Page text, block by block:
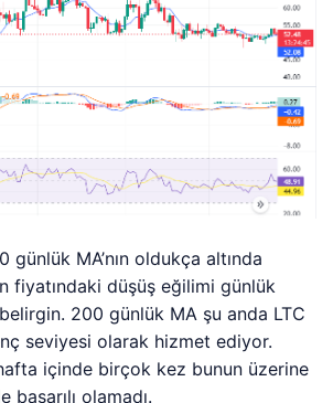
MA’nın oldukça altında
fiyatındaki düşüş eğilimi günlük
200 günlük MA şu anda LTC
seviyesi olarak hizmet ediyor.
içinde birçok kez bunun üzerine
başarılı olamadı.